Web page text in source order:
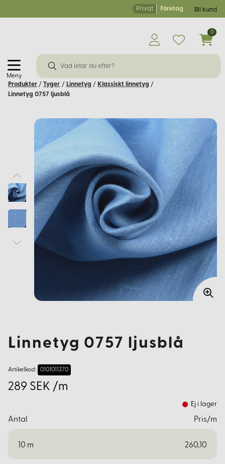
Privat Företag Bli kund
Meny
0
Produkter / Tyger / Linnetyg / Klassiskt linnetyg /
Linnetyg 0757 ljusblå
Linnetyg 0757 ljusblå
Artikelkod: 0101011370
289 SEK /m
Ej i lager
Antal Pris/m
10 m 260,10